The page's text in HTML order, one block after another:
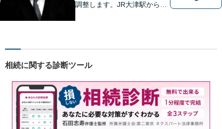
調整します。JR大津駅から徒
位 弁護士ドットコムランキ
現在）】
相続に関する診断ツール